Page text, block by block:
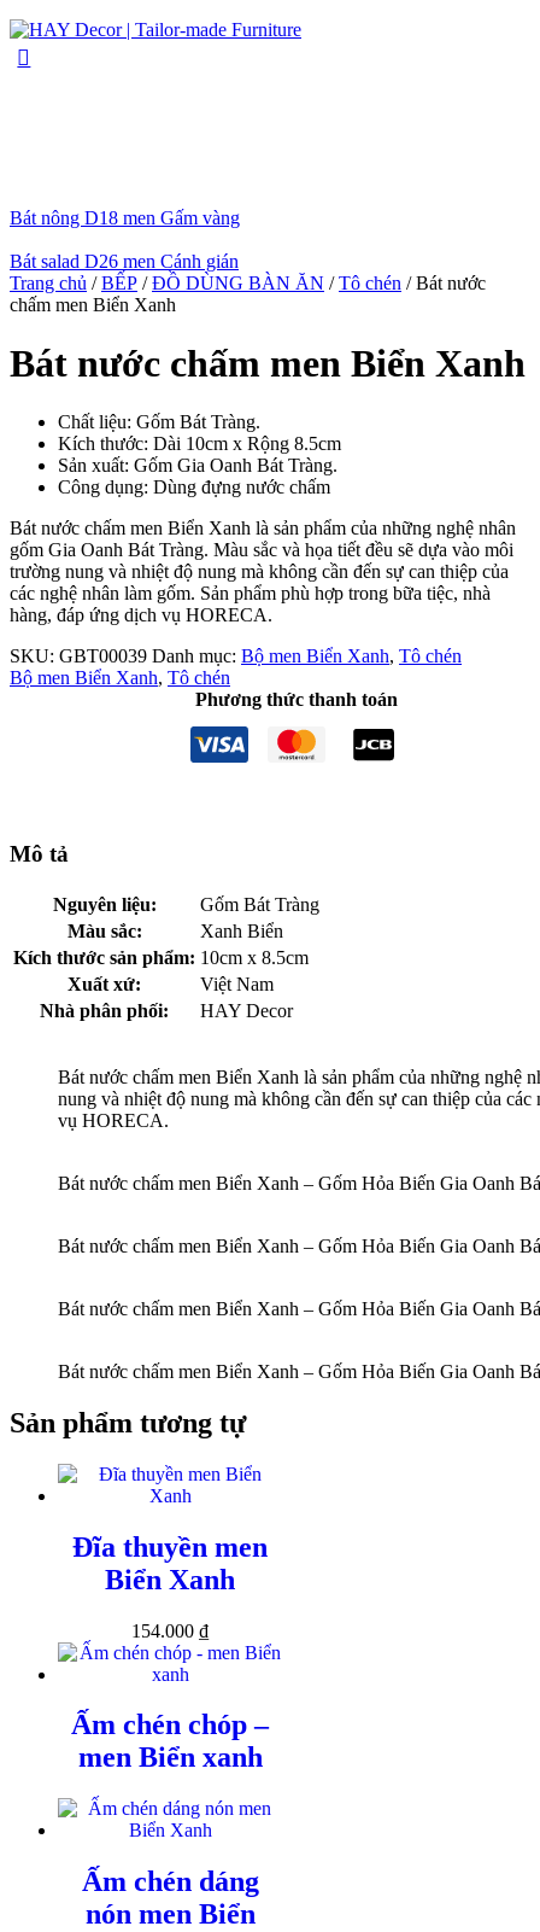
Bát nông D18 men Gấm vàng
Bát salad D26 men Cánh gián
Trang chủ /BẾP /ĐỒ DÙNG BÀN ĂN /Tô chén / Bát nước
chấm men Biển Xanh
Bát nước chấm men Biển Xanh
Chất liệu: Gốm Bát Tràng.
Kích thước: Dài 10cm x Rộng 8.5cm
Sản xuất: Gốm Gia Oanh Bát Tràng.
Công dụng: Dùng đựng nước chấm
Bát nước chấm men Biển Xanh là sản phẩm của những nghệ nhân
gốm Gia Oanh Bát Tràng. Màu sắc và họa tiết đều sẽ dựa vào môi
trường nung và nhiệt độ nung mà không cần đến sự can thiệp của
các nghệ nhân làm gốm. Sản phẩm phù hợp trong bữa tiệc, nhà
hàng, đáp ứng dịch vụ HORECA.
SKU: GBT00039 Danh mục: Bộ men Biển Xanh, Tô chén
Bộ men Biển Xanh, Tô chén
Phương thức thanh toán
Mô tả
Nguyên liệu:
Gốm Bát Tràng
Màu sắc:
Xanh Biển
Kích thước sản phẩm: 10cm x 8.5cm
Xuất xứ:
Việt Nam
Nhà phân phối:
HAY Decor
Bát nước chấm men Biển Xanh là sản phẩm của những nghệ
nung và nhiệt độ nung mà không cần đến sự can thiệp của
vụ HORECA.
Bát nước chấm men Biển Xanh – Gốm Hỏa Biến Gia Oanh
Bát nước chấm men Biển Xanh – Gốm Hỏa Biến Gia Oanh
Bát nước chấm men Biển Xanh – Gốm Hỏa Biến Gia Oanh
Bát nước chấm men Biển Xanh – Gốm Hỏa Biến Gia Oanh
Sản phẩm tương tự
Đĩa thuyền men
Biển Xanh
154.000 ₫
Ấm chén chóp –
men Biển xanh
Ấm chén dáng
nón men Biển